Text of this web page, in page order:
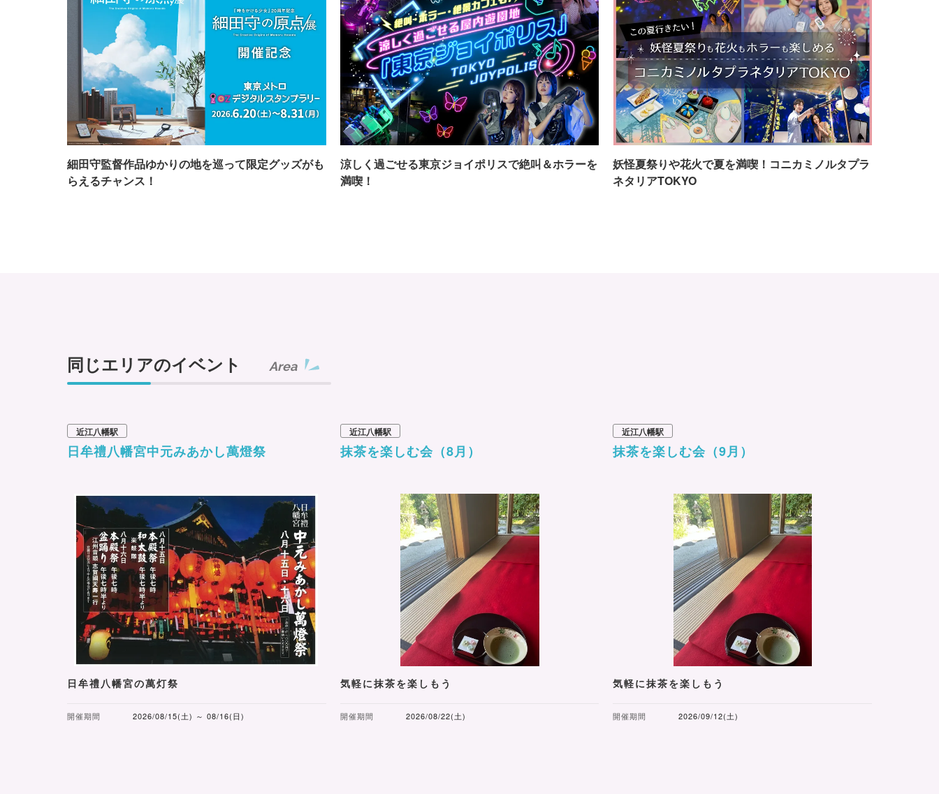
細田守監督作品ゆかりの地を巡って限定グッズがも
らえるチャンス！
涼しく過ごせる東京ジョイポリスで絶叫＆ホラーを
満喫！
妖怪夏祭りや花火で夏を満喫！コニカミノルタプラ
ネタリアTOKYO
同じエリアのイベント Area
近江八幡駅
日牟禮八幡宮中元みあかし萬燈祭
日牟禮八幡宮の萬灯祭
開催期間 2026/08/15(土) ～ 08/16(日)
近江八幡駅
抹茶を楽しむ会（8月）
気軽に抹茶を楽しもう
開催期間 2026/08/22(土)
近江八幡駅
抹茶を楽しむ会（9月）
気軽に抹茶を楽しもう
開催期間 2026/09/12(土)